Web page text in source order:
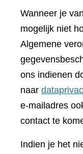
Wanneer je
mogelijk niet
Algemene
ons indienen
naar
e-mailadres
contact te
Indien je het